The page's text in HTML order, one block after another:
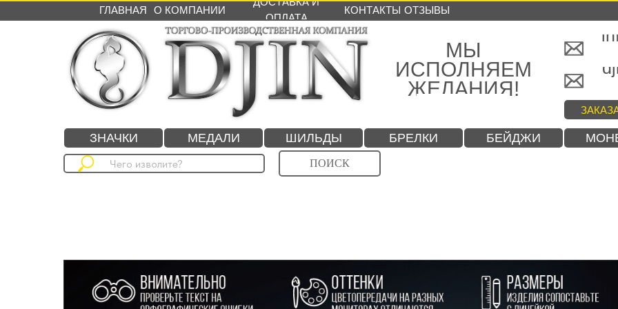
МЫ
ИСПОЛНЯЕМ
ЖЕЛАНИЯ!
ГЛАВНАЯ О КОМПАНИИ
ОПЛАТА
КОНТАКТЫ ОТЗЫВЫ
ЗНАЧКИ МЕДАЛИ ШИЛЬДЫ БРЕЛКИ БЕЙДЖИ
ПОИСК